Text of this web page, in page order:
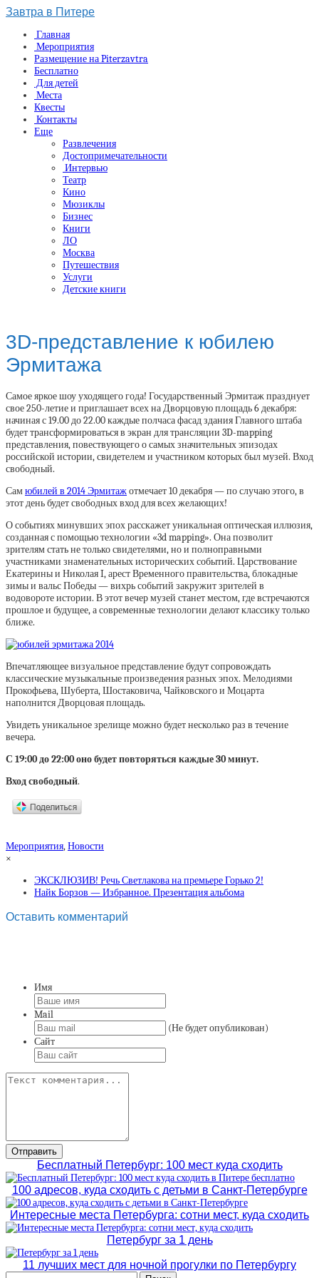
Завтра в Питере
Главная
Мероприятия
Размещение на Piterzavtra
Бесплатно
Для детей
Места
Квесты
Контакты
Еще
Развлечения
Достопримечательности
Интервью
Театр
Кино
Мюзиклы
Бизнес
Книги
ЛО
Москва
Путешествия
Услуги
Детские книги
3D-представление к юбилею
Эрмитажа
Самое яркое шоу уходящего года! Государственный Эрмитаж празднует
свое 250-летие и приглашает всех на Дворцовую площадь 6 декабря:
начиная с 19.00 до 22.00 каждые полчаса фасад здания Главного штаба
будет трансформироваться в экран для трансляции 3D-mapping
представления, повествующего о самых значительных эпизодах
российской истории, свидетелем и участником которых был музей. Вход
свободный.
Самюбилей в 2014 Эрмитажотмечает 10 декабря — по случаю этого, в
этот день будет свободных вход для всех желающих!
О событиях минувших эпох расскажет уникальная оптическая иллюзия,
созданная с помощью технологии «3dmapping». Она позволит
зрителям стать не только свидетелями, но и полноправными
участниками знаменательных исторических событий. Царствование
Екатерины и Николая I, арест Временного правительства, блокадные
зимы и вальс Победы — вихрь событий закружит зрителей в
водовороте истории. В этот вечер музей станет местом, где встречаются
прошлое и будущее, а современные технологии делают классику только
ближе.
Впечатляющее визуальное представление будут сопровождать
классические музыкальные произведения разных эпох. Мелодиями
Прокофьева, Шуберта, Шостаковича, Чайковского и Моцарта
наполнится Дворцовая площадь.
Увидеть уникальное зрелище можно будет несколько раз в течение
вечера.
С 19:00 до 22:00 оно будет повторяться каждые 30 минут.
Вход свободный.
Мероприятия,Новости
×
ЭКСКЛЮЗИВ! Речь Светлакова на премьере Горько 2!
Найк Борзов — Избранное. Презентация альбома
Оставить комментарий
Имя
Mail
(Не будет опубликован)
Сайт
Бесплатный Петербург: 100 мест куда сходить
100 адресов, куда сходить с детьми в Санкт-Петербурге
Интересные места Петербурга: сотни мест, куда сходить
Петербург за 1 день
11 лучших мест для ночной прогулки по Петербургу